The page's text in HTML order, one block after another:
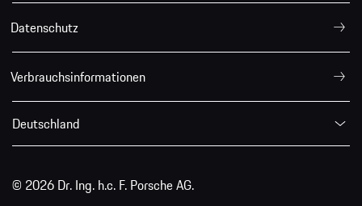
Datenschutz
Verbrauchsinformationen
Deutschland
© 2026 Dr. Ing. h.c. F. Porsche AG.